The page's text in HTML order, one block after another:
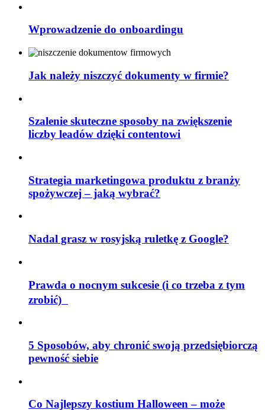
Wprowadzenie do onboardingu
Jak należy niszczyć dokumenty w firmie?
Szalenie skuteczne sposoby na zwiększenie
liczby leadów dzięki contentowi
Strategia marketingowa produktu z branży
spożywczej – jaką wybrać?
Nadal grasz w rosyjską ruletkę z Google?
Prawda o nocnym sukcesie (i co trzeba z tym
zrobić)
5 Sposobów, aby chronić swoją przedsiębiorczą
pewność siebie
Co Najlepszy kostium Halloween – może